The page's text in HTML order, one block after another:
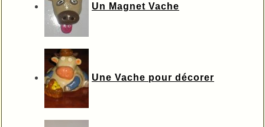
Un Magnet Vache
Une Vache pour décorer